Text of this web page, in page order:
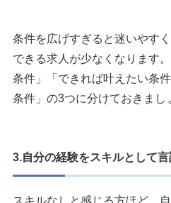
条件を広げすぎると迷いやす
できる求人が少なくなります
条件」「できれば叶えたい条
条件」の3つに分けておきまし
3.自分の経験をスキルとして
スキルなしと感じる方ほど、